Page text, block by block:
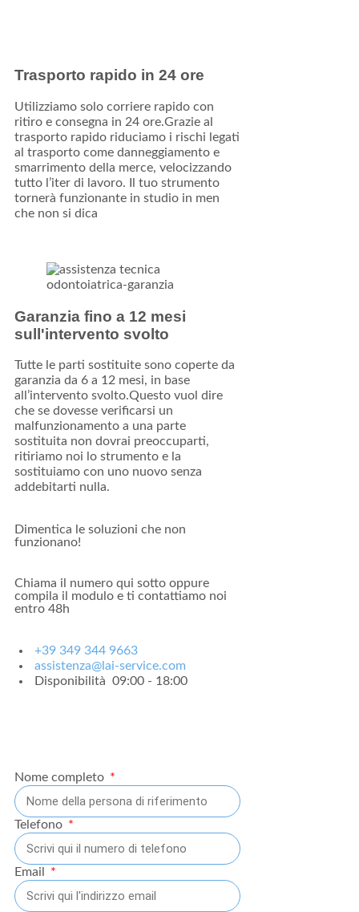
Trasporto rapido in 24 ore
Utilizziamo solo corriere rapido con
ritiro e consegna in 24 ore.Grazie al
trasporto rapido riduciamo i rischi legati
al trasporto come danneggiamento e
smarrimento della merce, velocizzando
tutto l’iter di lavoro. Il tuo strumento
tornerà funzionante in studio in men
che non si dica
Garanzia fino a 12 mesi
sull'intervento svolto
Tutte le parti sostituite sono coperte da
garanzia da 6 a 12 mesi, in base
all’intervento svolto.Questo vuol dire
che se dovesse verificarsi un
malfunzionamento a una parte
sostituita non dovrai preoccuparti,
ritiriamo noi lo strumento e la
sostituiamo con uno nuovo senza
addebitarti nulla.
Dimentica le soluzioni che non
funzionano!
Chiama il numero qui sotto oppure
compila il modulo e ti contattiamo noi
entro 48h
+39 349 344 9663
assistenza@lai-service.com
Disponibilità 09:00 - 18:00
Nome completo
Telefono
Email